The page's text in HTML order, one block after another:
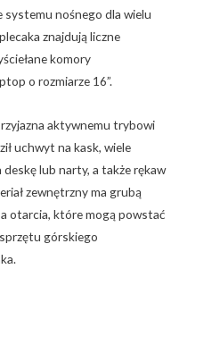
nośnego dla wielu
znajdują liczne
komory
o rozmiarze 16”.
aktywnemu trybowi
uchwyt na kask, wiele
lub narty, a także rękaw
zewnętrzny ma grubą
otarcia, które mogą powstać
górskiego